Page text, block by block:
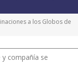
a los Globos de
y compañía se